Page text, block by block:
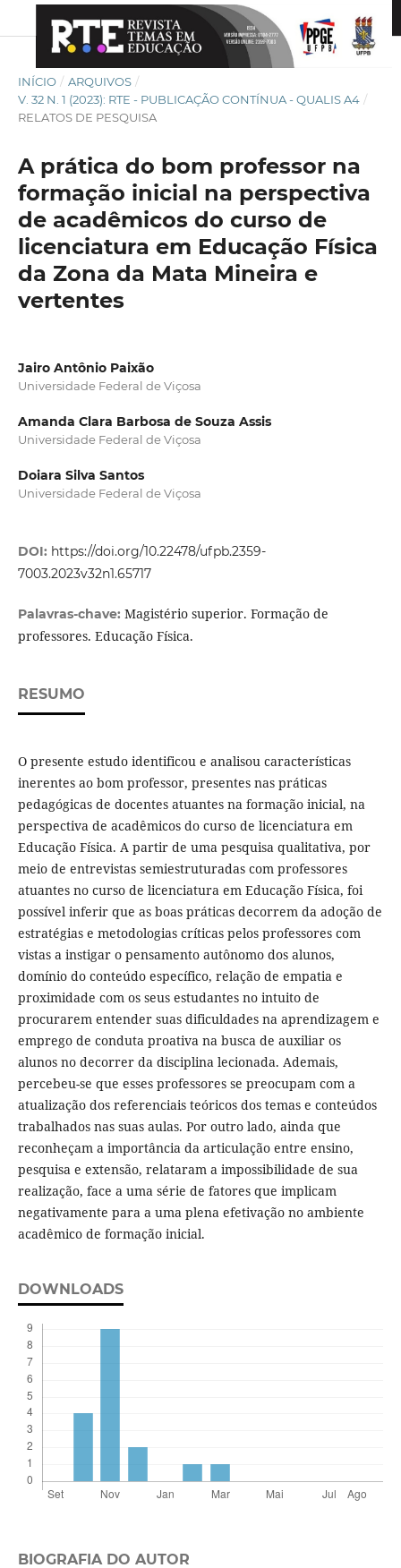
INÍCIO / ARQUIVOS /
V. 32 N. 1 (2023): RTE - PUBLICAÇÃO CONTÍNUA - QUALIS A4 /
RELATOS DE PESQUISA
A prática do bom professor na
formação inicial na perspectiva
de acadêmicos do curso de
licenciatura em Educação Física
da Zona da Mata Mineira e
vertentes
Jairo Antônio Paixão
Universidade Federal de Viçosa
Amanda Clara Barbosa de Souza Assis
Universidade Federal de Viçosa
Doiara Silva Santos
Universidade Federal de Viçosa
DOI: https://doi.org/10.22478/ufpb.2359-
7003.2023v32n1.65717
Palavras-chave: Magistério superior. Formação de
professores. Educação Física.
RESUMO
O presente estudo identificou e analisou características
inerentes ao bom professor, presentes nas práticas
pedagógicas de docentes atuantes na formação inicial, na
perspectiva de acadêmicos do curso de licenciatura em
Educação Física. A partir de uma pesquisa qualitativa, por
meio de entrevistas semiestruturadas com professores
atuantes no curso de licenciatura em Educação Física, foi
possível inferir que as boas práticas decorrem da adoção de
estratégias e metodologias críticas pelos professores com
vistas a instigar o pensamento autônomo dos alunos,
domínio do conteúdo específico, relação de empatia e
proximidade com os seus estudantes no intuito de
procurarem entender suas dificuldades na aprendizagem e
emprego de conduta proativa na busca de auxiliar os
alunos no decorrer da disciplina lecionada. Ademais,
percebeu-se que esses professores se preocupam com a
atualização dos referenciais teóricos dos temas e conteúdos
trabalhados nas suas aulas. Por outro lado, ainda que
reconheçam a importância da articulação entre ensino,
pesquisa e extensão, relataram a impossibilidade de sua
realização, face a uma série de fatores que implicam
negativamente para a uma plena efetivação no ambiente
acadêmico de formação inicial.
DOWNLOADS
BIOGRAFIA DO AUTOR